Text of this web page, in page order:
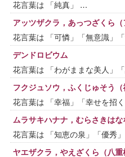
花言葉は 「純真」 …
アッツザクラ，あっつざくら（
花言葉は 「可憐」「無意識」
デンドロビウム
花言葉は 「わがままな美人」
フクジュソウ，ふくじゅそう（
花言葉は 「幸福」「幸せを招
ムラサキハナナ，むらさきはな
花言葉は 「知恵の泉」「優秀
ヤエザクラ，やえざくら（八重